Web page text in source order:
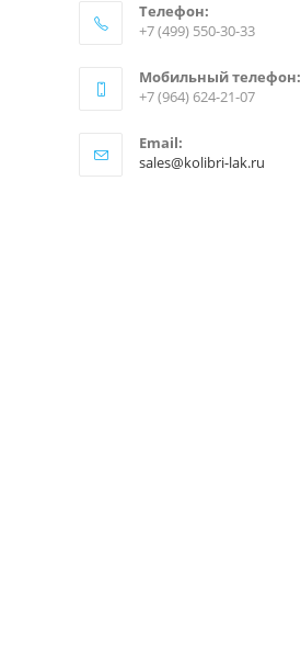
Телефон:
+7 (499) 550-30-33
Мобильный телефон:
+7 (964) 624-21-07
Email:
sales@kolibri-lak.ru